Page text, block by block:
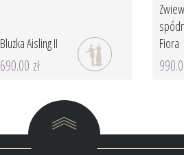
Bluzka Aisling II
690.00 zł
Fiora